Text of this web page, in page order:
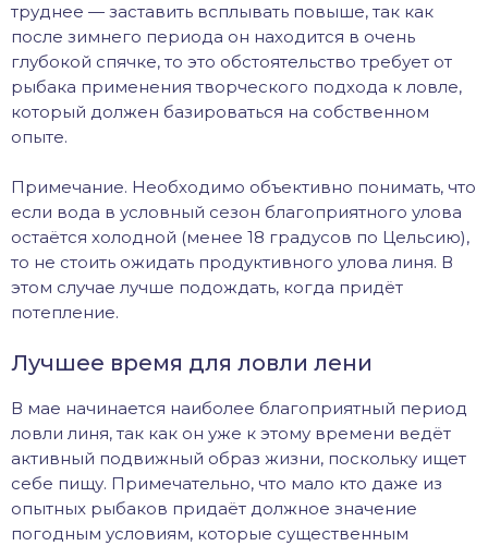
труднее — заставить всплывать повыше, так как
после зимнего периода он находится в очень
глубокой спячке, то это обстоятельство требует от
рыбака применения творческого подхода к ловле,
который должен базироваться на собственном
опыте.
Примечание. Необходимо объективно понимать, что
если вода в условный сезон благоприятного улова
остаётся холодной (менее 18 градусов по Цельсию),
то не стоить ожидать продуктивного улова линя. В
этом случае лучше подождать, когда придёт
потепление.
Лучшее время для ловли лени
В мае начинается наиболее благоприятный период
ловли линя, так как он уже к этому времени ведёт
активный подвижный образ жизни, поскольку ищет
себе пищу. Примечательно, что мало кто даже из
опытных рыбаков придаёт должное значение
погодным условиям, которые существенным